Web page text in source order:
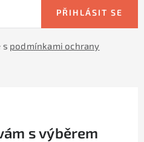
s podmínkami ochrany
PŘIHLÁSIT SE
s výběrem